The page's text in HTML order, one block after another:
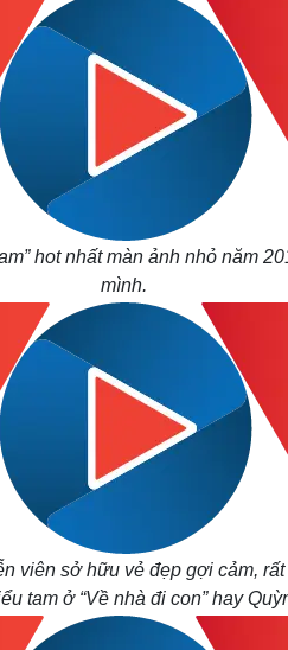
hot nhất màn ảnh nhỏ năm
mình.
viên sở hữu vẻ đẹp gợi cảm,
tam ở “Về nhà đi con” hay